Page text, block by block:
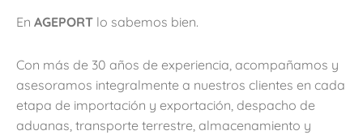
En AGEPORT lo sabemos bien.
Con más de 30 años de experiencia, acompañamos y
asesoramos integralmente a nuestros clientes en cada
etapa de importación y exportación, despacho de
aduanas, transporte terrestre, almacenamiento y